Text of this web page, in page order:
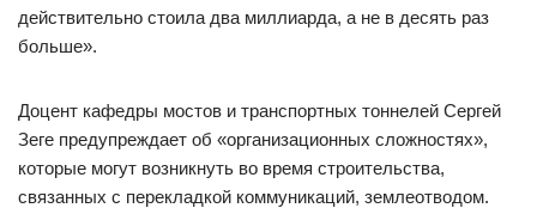
действительно стоила два миллиарда, а не в десять раз
больше».
Доцент кафедры мостов и транспортных тоннелей Сергей
Зеге предупреждает об «организационных сложностях»,
которые могут возникнуть во время строительства,
связанных с перекладкой коммуникаций, землеотводом.